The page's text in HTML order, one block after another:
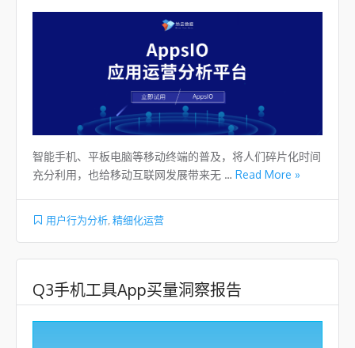
智能手机、平板电脑等移动终端的普及，将人们碎片化时间
充分利用，也给移动互联网发展带来无 … Read More »
用户行为分析 精细化运营
Q3手机工具App买量洞察报告